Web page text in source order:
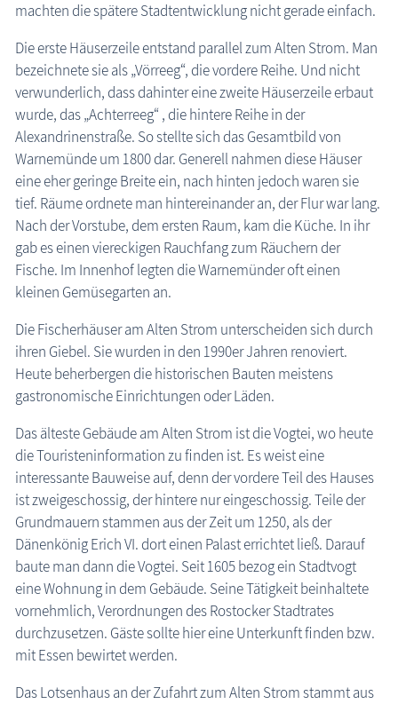
machten die spätere Stadtentwicklung nicht gerade einfach.
Die erste Häuserzeile entstand parallel zum Alten Strom. Man
bezeichnete sie als „Vörreeg“, die vordere Reihe. Und nicht
verwunderlich, dass dahinter eine zweite Häuserzeile erbaut
wurde, das „Achterreeg“ , die hintere Reihe in der
Alexandrinenstraße. So stellte sich das Gesamtbild von
Warnemünde um 1800 dar. Generell nahmen diese Häuser
eine eher geringe Breite ein, nach hinten jedoch waren sie
tief. Räume ordnete man hintereinander an, der Flur war lang.
Nach der Vorstube, dem ersten Raum, kam die Küche. In ihr
gab es einen viereckigen Rauchfang zum Räuchern der
Fische. Im Innenhof legten die Warnemünder oft einen
kleinen Gemüsegarten an.
Die Fischerhäuser am Alten Strom unterscheiden sich durch
ihren Giebel. Sie wurden in den 1990er Jahren renoviert.
Heute beherbergen die historischen Bauten meistens
gastronomische Einrichtungen oder Läden.
Das älteste Gebäude am Alten Strom ist die Vogtei, wo heute
die Touristeninformation zu finden ist. Es weist eine
interessante Bauweise auf, denn der vordere Teil des Hauses
ist zweigeschossig, der hintere nur eingeschossig. Teile der
Grundmauern stammen aus der Zeit um 1250, als der
Dänenkönig Erich VI. dort einen Palast errichtet ließ. Darauf
baute man dann die Vogtei. Seit 1605 bezog ein Stadtvogt
eine Wohnung in dem Gebäude. Seine Tätigkeit beinhaltete
vornehmlich, Verordnungen des Rostocker Stadtrates
durchzusetzen. Gäste sollte hier eine Unterkunft finden bzw.
mit Essen bewirtet werden.
Das Lotsenhaus an der Zufahrt zum Alten Strom stammt aus